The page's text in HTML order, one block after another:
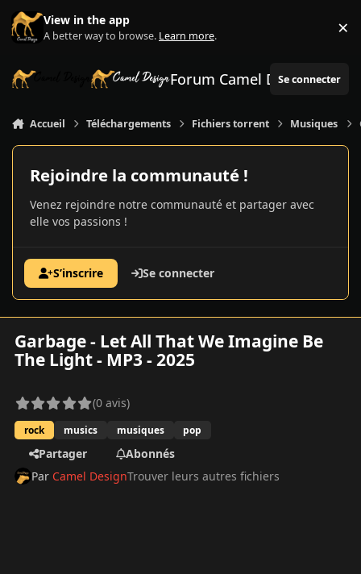
Aller au contenu
View in the app
A better way to browse. Learn more. ×
Forum Camel Design
Se connecter
Accueil Téléchargements Fichiers torrent Musiques
Rejoindre la communauté !
Venez rejoindre notre communauté et partager avec
elle vos passions !
S’inscrire Se connecter
Garbage - Let All That We Imagine Be
The Light - MP3 - 2025
(0 avis)
rock musics musiques pop
Partager
Abonnés
Par Camel DesignTrouver leurs autres fichiers